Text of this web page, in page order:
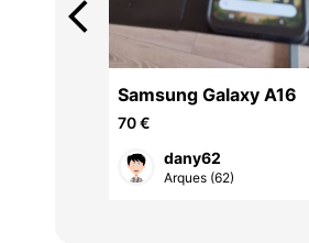
Samsung Galaxy A16
70 €
dany62
Arques (62)
arrow_back_ios